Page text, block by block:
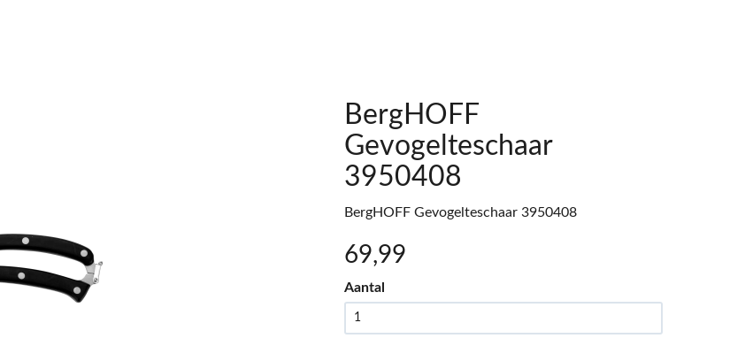
BergHOFF
Gevogelteschaar
3950408
BergHOFF Gevogelteschaar 3950408
69,99
Aantal